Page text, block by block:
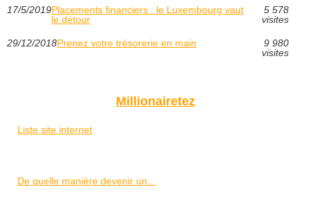
17/5/2019Placements financiers : le Luxembourg vaut
le détour
5 578
visites
29/12/2018Prenez votre trésorerie en main
9 980
visites
Millionairetez
Liste site internet
De quelle manière devenir un...